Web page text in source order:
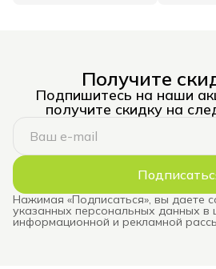
Получите
Подпишитесь на наши
получите скидку на
Нажимая «Подписаться», вы даете
указанных персональных данных в
информационной и рекламной